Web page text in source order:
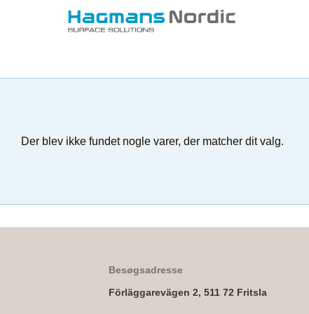
Der blev ikke fundet nogle varer, der matcher dit valg.
Besøgsadresse
Förläggarevägen 2, 511 72 Fritsla